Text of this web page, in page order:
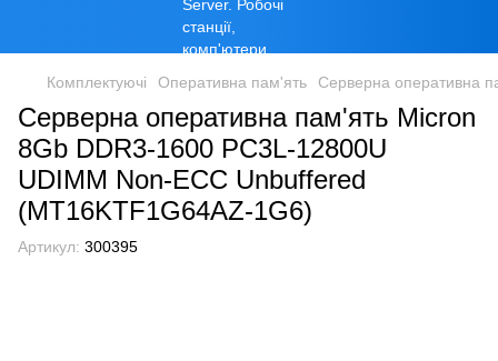
Комплектуючі Оперативна пам'ять Серверна оперативна
Серверна оперативна пам'ять Micron
8Gb DDR3-1600 PC3L-12800U
UDIMM Non-ECC Unbuffered
(MT16KTF1G64AZ-1G6)
Артикул: 300395